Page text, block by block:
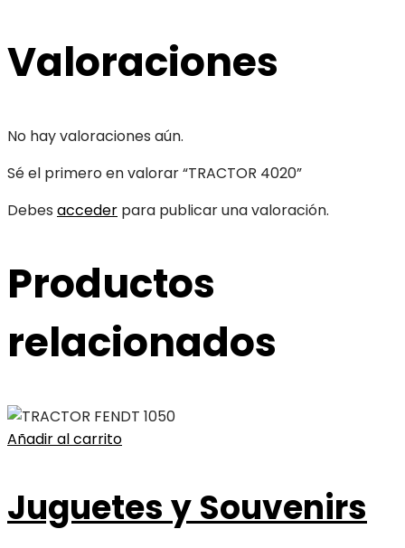
Valoraciones
No hay valoraciones aún.
Sé el primero en valorar “TRACTOR 4020”
Debes acceder para publicar una valoración.
Productos
relacionados
Añadir al carrito
Juguetes y Souvenirs